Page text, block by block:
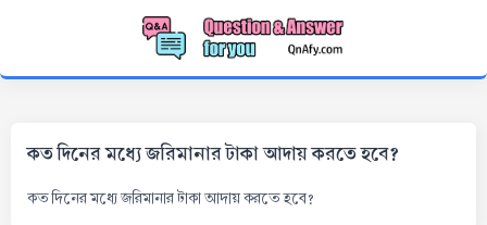
কত দিনের মধ্যে জরিমানার টাকা আদায় করতে হবে?
কত দিনের মধ্যে জরিমানার টাকা আদায় করতে হবে?